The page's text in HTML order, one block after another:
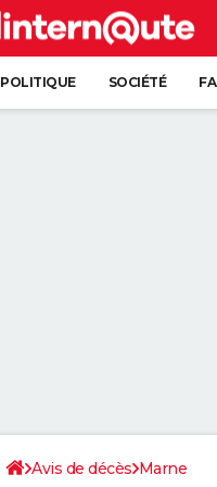
POLITIQUE SOCIÉTÉ
Avis de décès Marne